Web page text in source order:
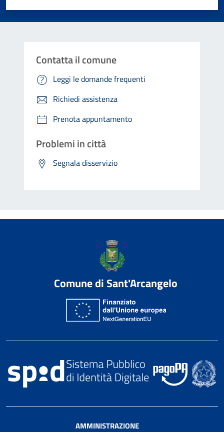
Contatta il comune
Leggi le domande frequenti
Richiedi assistenza
Prenota appuntamento
Problemi in città
Segnala disservizio
Comune di Sant'Arcangelo
AMMINISTRAZIONE